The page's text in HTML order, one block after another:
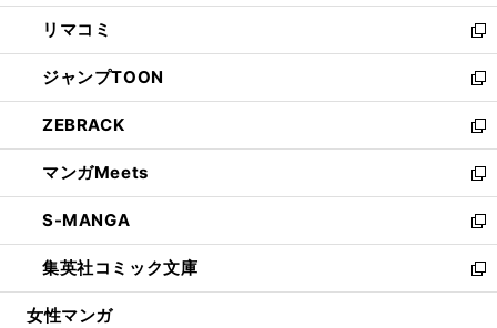
ウ
で
開
く
ン
ド
ウ
で
開
く
ウ
ィ
ン
ド
ウ
で
開
く
し
い
ウ
ィ
ン
ド
ウ
で
開
く
リマコミ
新
し
い
ウ
ィ
ン
ド
ウ
で
開
く
ジャンプTOON
新
し
い
ウ
ィ
ン
ド
ウ
で
開
ZEBRACK
新
し
い
ウ
ィ
ン
ド
ウ
マンガMeets
新
し
い
ウ
ィ
ン
S-MANGA
新
し
い
ウ
集英社コミック文庫
新
し
女性マンガ